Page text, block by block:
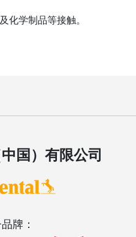
化学制品等接触。
国）有限公司
牌：